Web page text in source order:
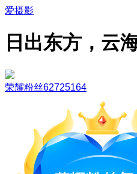
爱摄影
日出东方，云海
荣耀粉丝62725164